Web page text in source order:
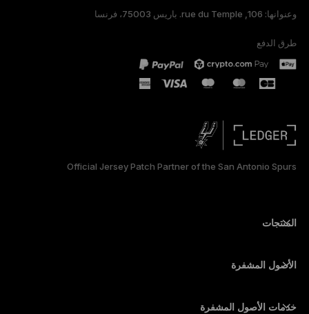
DEUTSCH
PORTUGUÊS
ESPAÑOL
简体中文
日本語
وعنوانها: 106, rue du Temple. باريس 75003، فرنسا
طرق الدفع
Official Jersey Patch Partner of the San Antonio Spurs
المنتجات
محفظة أجهزة
Ledger Stax
الأصول المشفرة
محفظة إيثريوم
خدمات الأصول المشفرة